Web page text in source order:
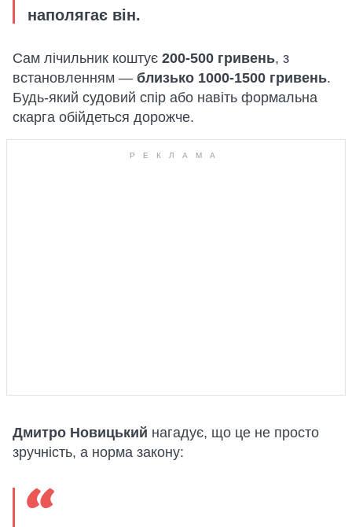
наполягає він.
Сам лічильник коштує 200-500 гривень, з
встановленням — близько 1000-1500 гривень.
Будь-який судовий спір або навіть формальна
скарга обійдеться дорожче.
Дмитро Новицький нагадує, що це не просто
зручність, а норма закону: